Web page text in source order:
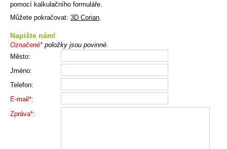
pomocí kalkulačního formuláře.
Můžete pokračovat: 3D Corian.
Napište nám!
Označené*položky jsou povinné.
Město:
Jméno:
Telefon:
E-mail*:
Zpráva*: